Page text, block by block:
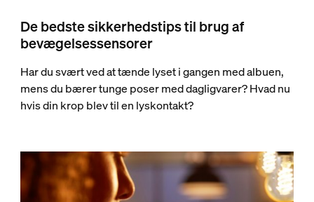
De bedste sikkerhedstips til brug af
bevægelsessensorer
Har du svært ved at tænde lyset i gangen med albuen,
mens du bærer tunge poser med dagligvarer? Hvad nu
hvis din krop blev til en lyskontakt?